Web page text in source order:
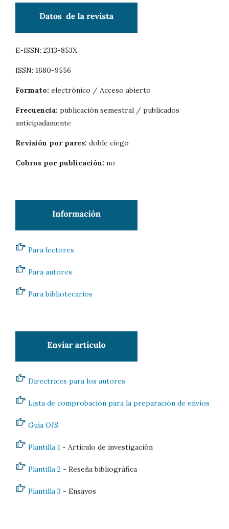
E-ISSN: 2313-853X
ISSN: 1680-9556
Formato: electrónico / Acceso abierto
Frecuencia: publicación semestral / publicados
anticipadamente
Revisión por pares: doble ciego
Cobros por publicación: no
Para lectores
Para autores
Para bibliotecarios
Directrices para los autores
Lista de comprobación para la preparación de envíos
Guía OJS
Plantilla 1 - Artículo de investigación
Plantilla 2 - Reseña bibliográfica
Plantilla 3 - Ensayos